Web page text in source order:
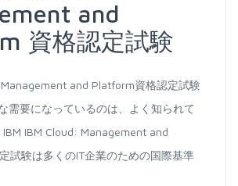
and
資格認定試験
Management and Platform資格認定試験
需要になっているのは、よく知られて
IBM Cloud: Management and
試験は多くのIT企業のための国際基準